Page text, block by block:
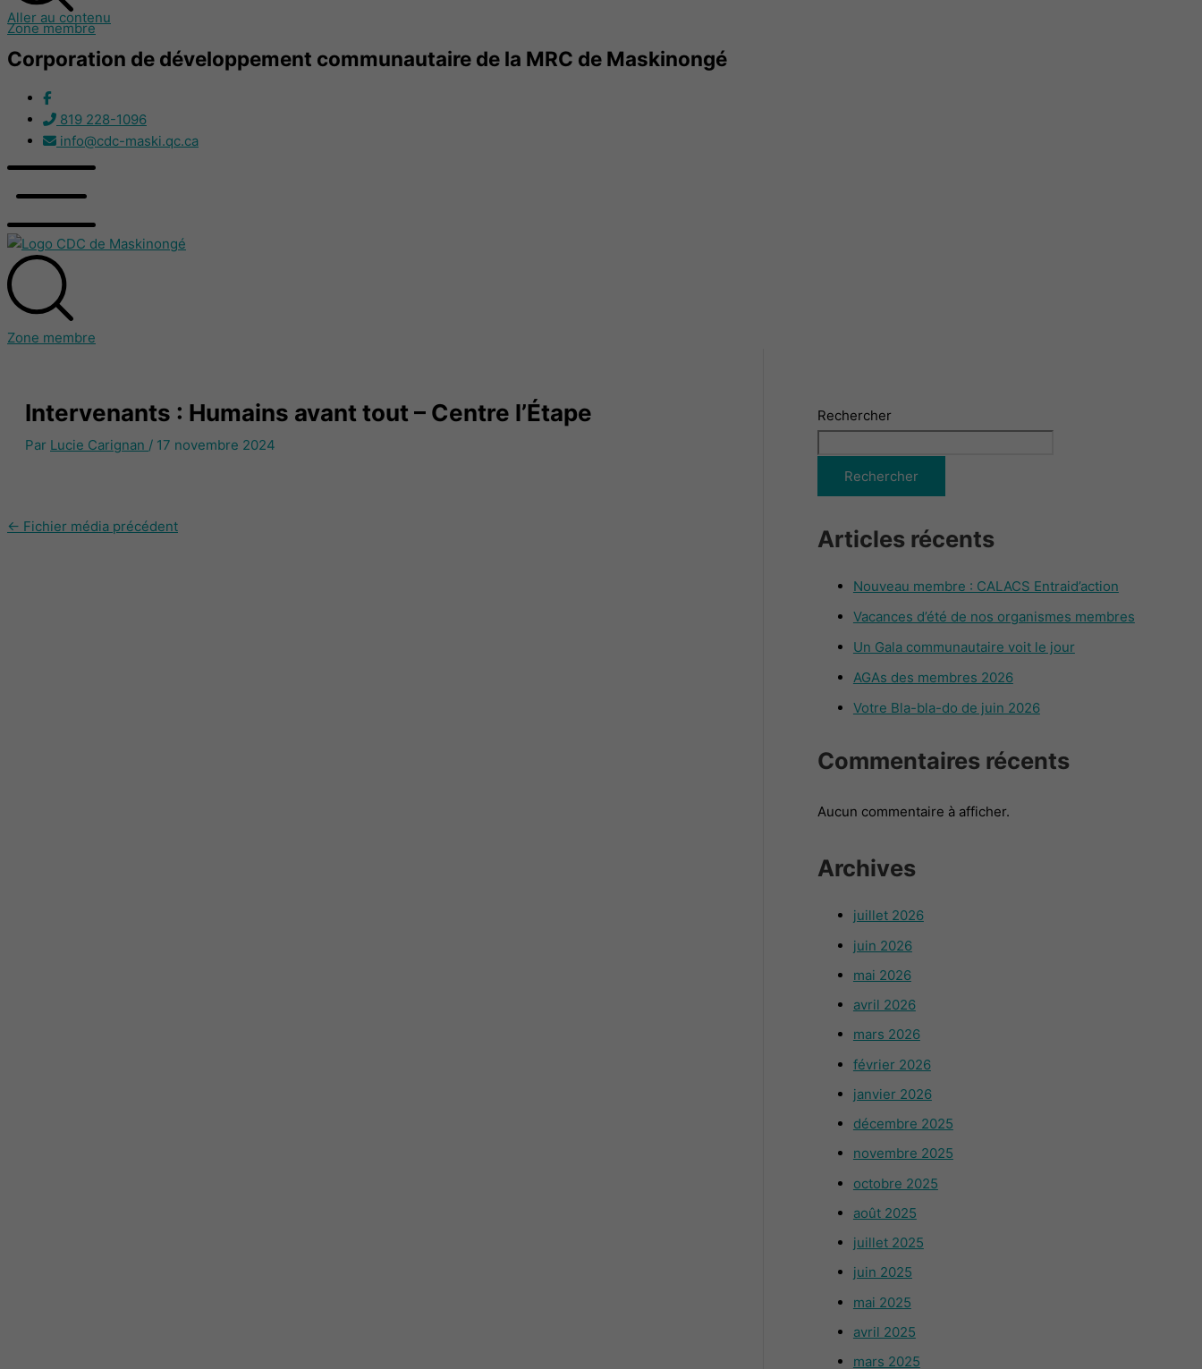
Aller au contenu
Zone membre
Corporation de développement communautaire de la MRC de Maskinongé
819 228-1096
info@cdc-maski.qc.ca
Zone membre
Intervenants : Humains avant tout – Centre l’Étape
Par Lucie Carignan / 17 novembre 2024
← Fichier média précédent
Rechercher
Rechercher
Articles récents
Nouveau membre : CALACS Entraid’action
Vacances d’été de nos organismes membres
Un Gala communautaire voit le jour
AGAs des membres 2026
Votre Bla-bla-do de juin 2026
Commentaires récents
Aucun commentaire à afficher.
Archives
juillet 2026
juin 2026
mai 2026
avril 2026
mars 2026
février 2026
janvier 2026
décembre 2025
novembre 2025
octobre 2025
août 2025
juillet 2025
juin 2025
mai 2025
avril 2025
mars 2025